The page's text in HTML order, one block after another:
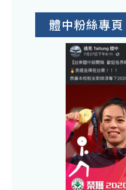
體中粉絲專頁